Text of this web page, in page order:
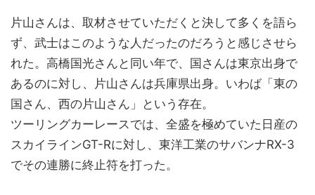
片山さんは、取材させていただくと決して多くを語ら
ず、武士はこのような人だったのだろうと感じさせら
れた。高橋国光さんと同い年で、国さんは東京出身で
あるのに対し、片山さんは兵庫県出身。いわば「東の
国さん、西の片山さん」という存在。
ツーリングカーレースでは、全盛を極めていた日産の
スカイラインGT-Rに対し、東洋工業のサバンナRX-3
でその連勝に終止符を打った。